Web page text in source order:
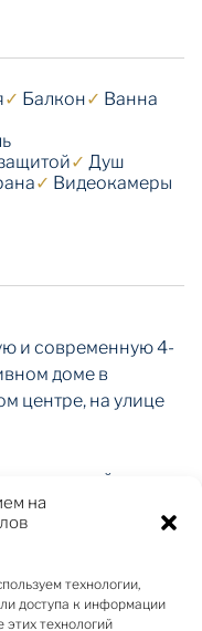
на
технологии,
доступа к информации
этих технологий
✓ Балкон✓ Ванна
✓ Душ
✓ Видеокамеры
и современную 4-
доме в
центре, на улице
парками,
посольствами,
в нескольких